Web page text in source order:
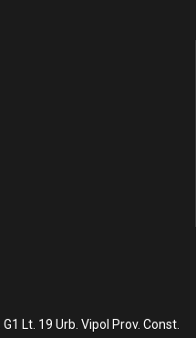
Lt. 19 Urb. Vipol Prov. Const.